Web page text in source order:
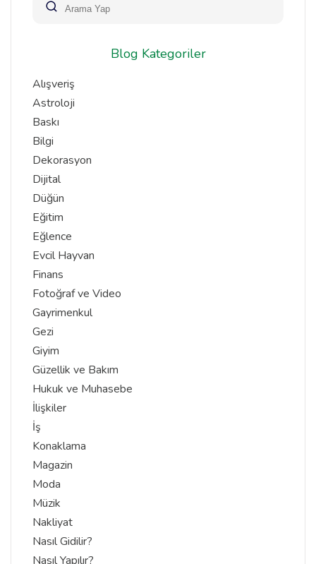
Blog Kategoriler
Alışveriş
Astroloji
Baskı
Bilgi
Dekorasyon
Dijital
Düğün
Eğitim
Eğlence
Evcil Hayvan
Finans
Fotoğraf ve Video
Gayrimenkul
Gezi
Giyim
Güzellik ve Bakım
Hukuk ve Muhasebe
İlişkiler
İş
Konaklama
Magazin
Moda
Müzik
Nakliyat
Nasıl Gidilir?
Nasıl Yapılır?